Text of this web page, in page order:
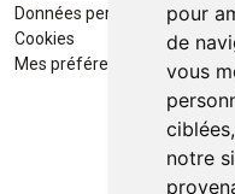
pour
de
vous
notre
Données personnelles
Cookies
Mes préférences Cookies